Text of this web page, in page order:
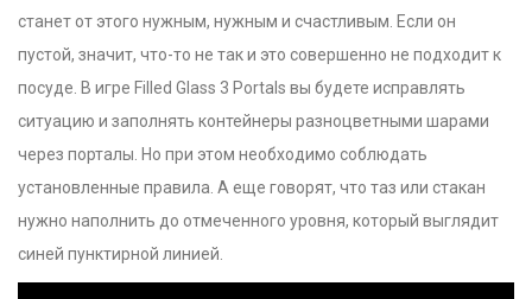
станет от этого нужным, нужным и счастливым. Если он
пустой, значит, что-то не так и это совершенно не подходит к
посуде. В игре Filled Glass 3 Portals вы будете исправлять
ситуацию и заполнять контейнеры разноцветными шарами
через порталы. Но при этом необходимо соблюдать
установленные правила. А еще говорят, что таз или стакан
нужно наполнить до отмеченного уровня, который выглядит
синей пунктирной линией.